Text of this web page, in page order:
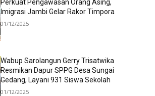
Perkuat Pengawasan Orang Asing,
Imigrasi Jambi Gelar Rakor Timpora
01/12/2025
Wabup Sarolangun Gerry Trisatwika
Resmikan Dapur SPPG Desa Sungai
Gedang, Layani 931 Siswa Sekolah
01/12/2025